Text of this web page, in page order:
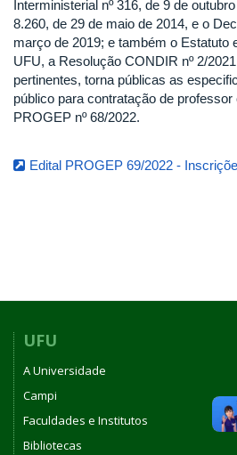
Interministerial nº 316, de 9 de
8.260, de 29 de maio de 2014, e o
março de 2019; e também o Estatuto
UFU, a Resolução CONDIR nº 2/
pertinentes, torna públicas as
público para contratação de
PROGEP nº 68/2022.
Edital PROGEP 69/2022 -
UFU
A Universidade
Campi
Faculdades e Institutos
Bibliotecas